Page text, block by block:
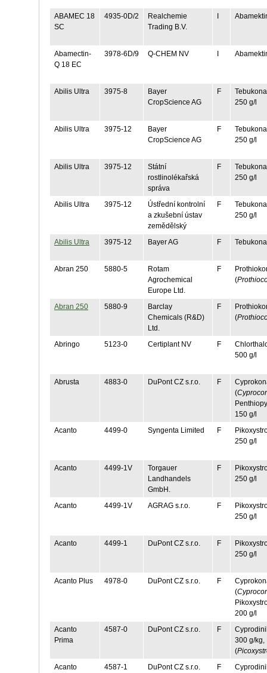
ABAMEC 18
SC
4935-0D/2
Realchemie
Trading B.V.
Abamectin-
Q 18 EC
3978-6D/9 Q-CHEM NV
Abilis Ultra 3975-8
Bayer
CropScience AG
F
250 g/l
Abilis Ultra 3975-12
Bayer
CropScience AG
F
250 g/l
Abilis Ultra 3975-12
Státní
rostlinolékařská
správa
F
250 g/l
Abilis Ultra 3975-12
Ústřední kontrolní
a zkušební ústav
zemědělský
F
250 g/l
Abilis Ultra 3975-12 Bayer AG F
Abran 250 5880-5
Rotam
Agrochemical
Europe Ltd.
F
(
Abran 250 5880-9
Barclay
Chemicals (R&D)
Ltd.
F
(
Abringo 5123-0 Certiplant NV F
500 g/l
Abrusta 4883-0 DuPont CZ s.r.o. F
(
150 g/l
Acanto
4499-0 Syngenta Limited F
250 g/l
Acanto 4499-1V
Torgauer
Landhandels
GmbH.
F
250 g/l
Acanto 4499-1V AGRAG s.r.o. F
250 g/l
Acanto 4499-1 DuPont CZ s.r.o. F
250 g/l
Acanto Plus 4978-0 DuPont CZ s.r.o. F
(
200 g/l
Acanto
Prima
4587-0 DuPont CZ s.r.o. F
300 g/kg,
(
Acanto
4587-1 DuPont CZ s.r.o. F